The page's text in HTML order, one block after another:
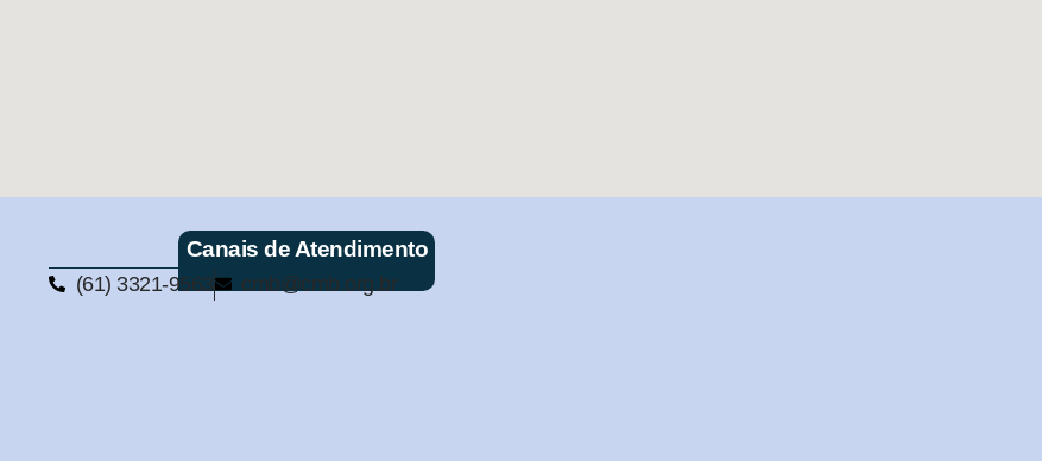
Canais de Atendimento
(61) 3321-9563 cmb@cmb.org.br